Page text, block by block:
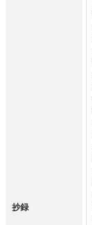
抄録